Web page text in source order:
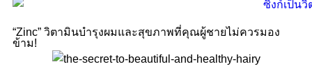
“Zinc” วิตามินบำรุงผมและสุขภาพที่คุณผู้ชายไม่ควรมอง
ข้าม!